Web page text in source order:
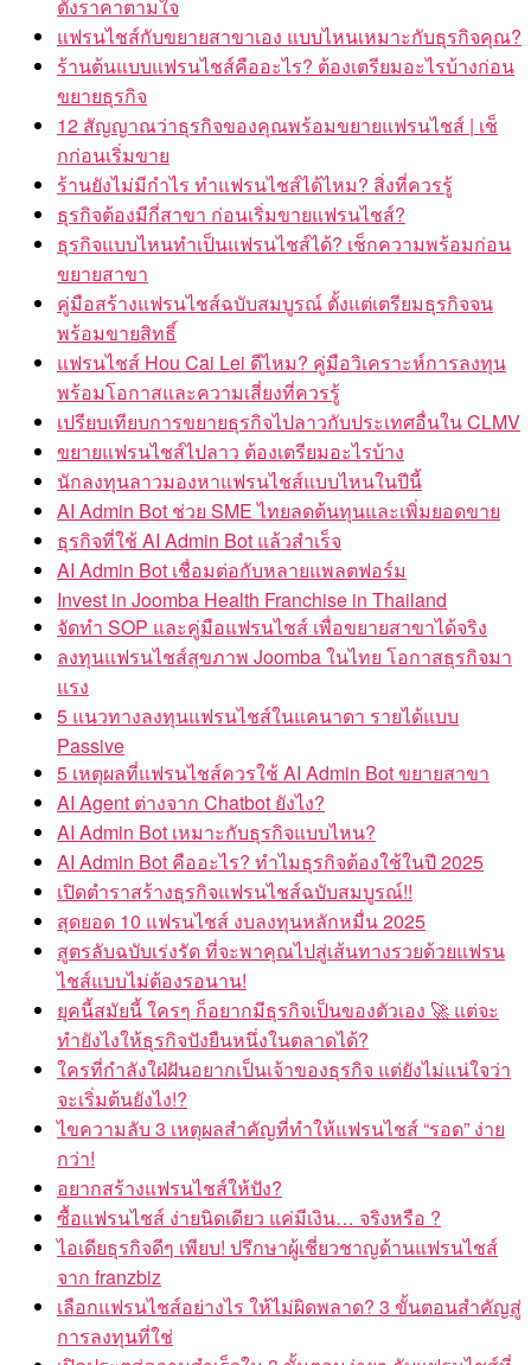
ตั้งราคาตามใจ
แฟรนไชส์กับขยายสาขาเอง แบบไหนเหมาะกับธุรกิจคุณ?
ร้านต้นแบบแฟรนไชส์คืออะไร? ต้องเตรียมอะไรบ้างก่อน
ขยายธุรกิจ
12 สัญญาณว่าธุรกิจของคุณพร้อมขยายแฟรนไชส์ | เช็
กก่อนเริ่มขาย
ร้านยังไม่มีกำไร ทำแฟรนไชส์ได้ไหม? สิ่งที่ควรรู้
ธุรกิจต้องมีกี่สาขา ก่อนเริ่มขายแฟรนไชส์?
ธุรกิจแบบไหนทำเป็นแฟรนไชส์ได้? เช็กความพร้อมก่อน
ขยายสาขา
คู่มือสร้างแฟรนไชส์ฉบับสมบูรณ์ ตั้งแต่เตรียมธุรกิจจน
พร้อมขายสิทธิ์
แฟรนไชส์ Hou Cai Lei ดีไหม? คู่มือวิเคราะห์การลงทุน
พร้อมโอกาสและความเสี่ยงที่ควรรู้
เปรียบเทียบการขยายธุรกิจไปลาวกับประเทศอื่นใน CLMV
ขยายแฟรนไชส์ไปลาว ต้องเตรียมอะไรบ้าง
นักลงทุนลาวมองหาแฟรนไชส์แบบไหนในปีนี้
AI Admin Bot ช่วย SME ไทยลดต้นทุนและเพิ่มยอดขาย
ธุรกิจที่ใช้ AI Admin Bot แล้วสำเร็จ
AI Admin Bot เชื่อมต่อกับหลายแพลตฟอร์ม
Invest in Joomba Health Franchise in Thailand
จัดทำ SOP และคู่มือแฟรนไชส์ เพื่อขยายสาขาได้จริง
ลงทุนแฟรนไชส์สุขภาพ Joomba ในไทย โอกาสธุรกิจมา
แรง
5 แนวทางลงทุนแฟรนไชส์ในแคนาดา รายได้แบบ
Passive
5 เหตุผลที่แฟรนไชส์ควรใช้ AI Admin Bot ขยายสาขา
AI Agent ต่างจาก Chatbot ยังไง?
AI Admin Bot เหมาะกับธุรกิจแบบไหน?
AI Admin Bot คืออะไร? ทำไมธุรกิจต้องใช้ในปี 2025
เปิดตำราสร้างธุรกิจแฟรนไชส์ฉบับสมบูรณ์!!
สุดยอด 10 แฟรนไชส์ งบลงทุนหลักหมื่น 2025
สูตรลับฉบับเร่งรัด ที่จะพาคุณไปสู่เส้นทางรวยด้วยแฟรน
ไชส์แบบไม่ต้องรอนาน!
ยุคนี้สมัยนี้ ใครๆ ก็อยากมีธุรกิจเป็นของตัวเอง 🚀 แต่จะ
ทำยังไงให้ธุรกิจปังยืนหนึ่งในตลาดได้?
ใครที่กำลังใฝ่ฝันอยากเป็นเจ้าของธุรกิจ แต่ยังไม่แน่ใจว่า
จะเริ่มต้นยังไง!?
ไขความลับ 3 เหตุผลสำคัญที่ทำให้แฟรนไชส์ “รอด” ง่าย
กว่า!
อยากสร้างแฟรนไชส์ให้ปัง?
ซื้อแฟรนไชส์ ง่ายนิดเดียว แค่มีเงิน… จริงหรือ ?
ไอเดียธุรกิจดีๆ เพียบ! ปรึกษาผู้เชี่ยวชาญด้านแฟรนไชส์
จาก franzbiz
เลือกแฟรนไชส์อย่างไร ให้ไม่ผิดพลาด? 3 ขั้นตอนสำคัญสู่
การลงทุนที่ใช่